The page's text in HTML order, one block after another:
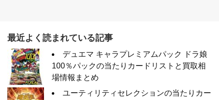
最近よく読まれている記事
デュエマ キャラプレミアムパック ドラ娘
100％パックの当たりカードリストと買取相
場情報まとめ
ユーティリティセレクションの当たりカー